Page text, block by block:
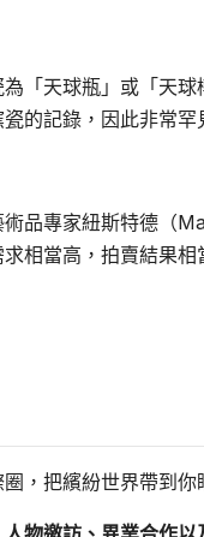
「天球瓶」或「天
的記錄，因此非常罕
品專家紐斯特德（
相當高，拍賣結果相
圈，把繽紛世界帶到你